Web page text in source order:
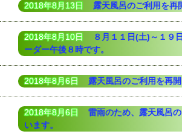
2018年8月13日 露天風呂のご利用を再
2018年8月10日
８月１１日(土)～１９
ーダー午後８時です。
2018年8月6日 露天風呂のご利用を再開
2018年8月6日 雷雨のため、露天風呂
います。